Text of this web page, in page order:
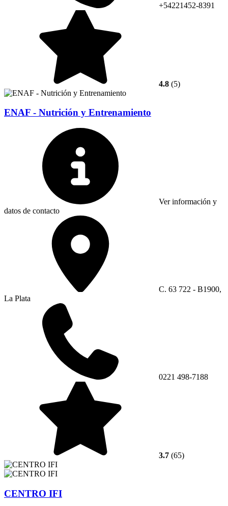
+54221452-8391
4.8 (5)
ENAF - Nutrición y Entrenamiento
Ver información y
datos de contacto
C. 63 722 - B1900,
La Plata
0221 498-7188
3.7 (65)
CENTRO IFI